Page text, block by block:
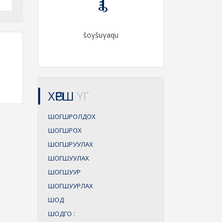
šoγšuγaqu
ХӨРШ ҮГ
ШОГШРОЛДОХ
ШОГШРОХ
ШОГШРУУЛАХ
ШОГШУУЛАХ
ШОГШУУР
ШОГШУУРЛАХ
ШОД
ШОДГО :